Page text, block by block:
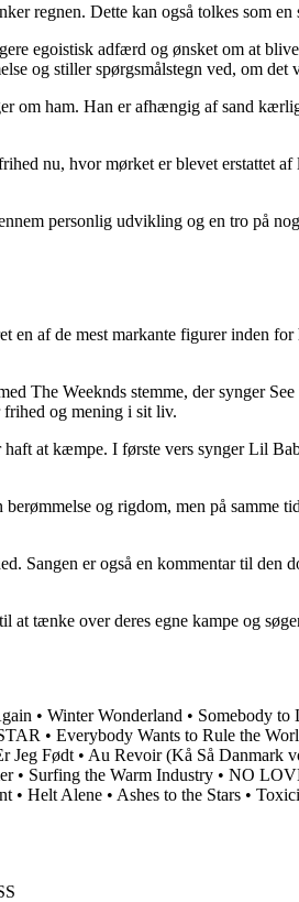
regnen. Dette kan også tolkes som
egoistisk adfærd og ønsket om at
og stiller spørgsmålstegn ved, om
om ham. Han er afhængig af sand
nu, hvor mørket er blevet erstattet
personlig udvikling og en tro på
af de mest markante figurer inden
The Weeknds stemme, der synger
frihed og mening i sit liv.
at kæmpe. I første vers synger Lil
og rigdom, men på samme
Sangen er også en kommentar til
tænke over deres egne kampe og
• Winter Wonderland • Somebody to
• Everybody Wants to Rule the
Jeg Født • Au Revoir (Kå Så Danmark
• Surfing the Warm Industry • NO
• Helt Alene • Ashes to the Stars •